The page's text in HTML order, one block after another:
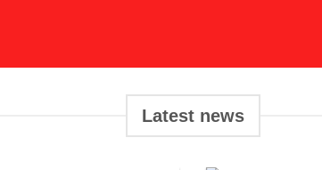
Latest news